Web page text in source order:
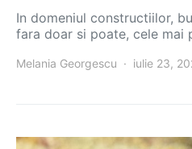
In domeniul constructiilor,
fara doar si poate, cele mai
Melania Georgescu iulie 23,